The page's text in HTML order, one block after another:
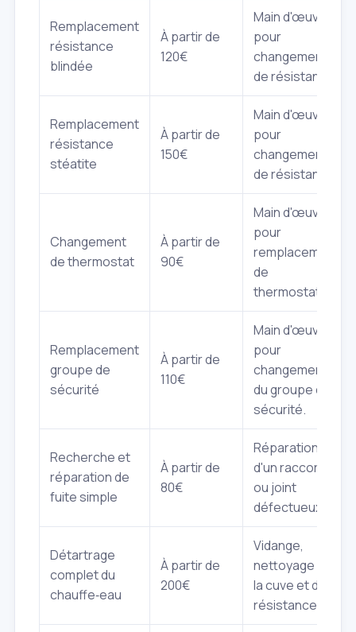
Remplacement
résistance
blindée
À partir de
120€
Main d'œuvre
pour
changement
de résistance.
Remplacement
résistance
stéatite
À partir de
150€
Main d'œuvre
pour
changement
de résistance.
Changement
de thermostat
À partir de
90€
Main d'œuvre
pour
remplacement
de
thermostat.
Remplacement
groupe de
sécurité
À partir de
110€
Main d'œuvre
pour
changement
du groupe de
sécurité.
Recherche et
réparation de
fuite simple
À partir de
80€
Réparation
d'un raccord
ou joint
défectueux.
Détartrage
complet du
chauffe‑eau
À partir de
200€
Vidange,
nettoyage de
la cuve et de la
résistance.